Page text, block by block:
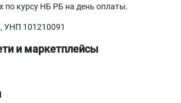
по курсу НБ РБ на день оплаты.
УНП 101210091
и маркетплейсы